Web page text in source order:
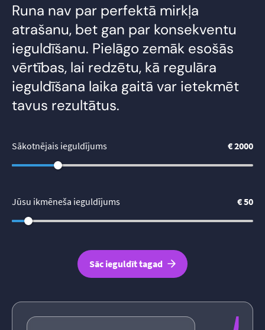
Runa nav par perfektā mirkļa
atrašanu, bet gan par konsekventu
ieguldīšanu. Pielāgo zemāk esošās
vērtības, lai redzētu, kā regulāra
ieguldīšana laika gaitā var ietekmēt
tavus rezultātus.
Sākotnējais ieguldījums € 2000
Jūsu ikmēneša ieguldījums € 50
Sāc ieguldīt tagad